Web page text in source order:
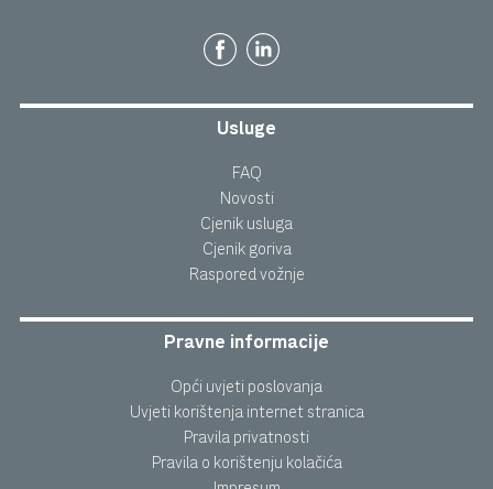
Usluge
FAQ
Novosti
Cjenik usluga
Cjenik goriva
Raspored vožnje
Pravne informacije
Opći uvjeti poslovanja
Uvjeti korištenja internet stranica
Pravila privatnosti
Pravila o korištenju kolačića